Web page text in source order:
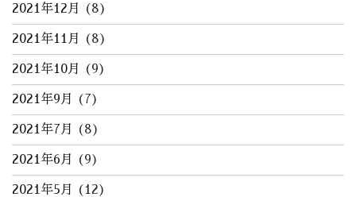
2021年12月 (8)
2021年11月 (8)
2021年10月 (9)
2021年9月 (7)
2021年7月 (8)
2021年6月 (9)
2021年5月 (12)